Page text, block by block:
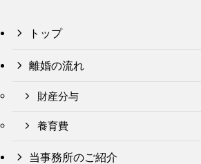
トップ
離婚の流れ
財産分与
養育費
当事務所のご紹介